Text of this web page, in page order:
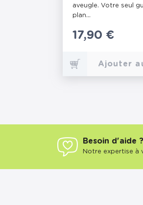
aveugle. Votre seul
plan...
Prix
17,90 €
Ajouter
Besoin d'aide ?
Notre expertise à